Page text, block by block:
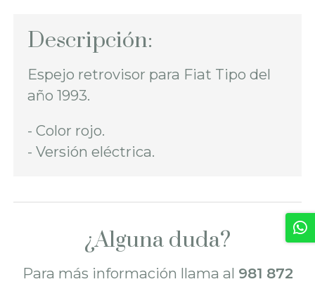
Descripción:
Espejo retrovisor para Fiat Tipo del
año 1993.
- Color rojo.
- Versión eléctrica.
¿Alguna duda?
Para más información llama al 981 872